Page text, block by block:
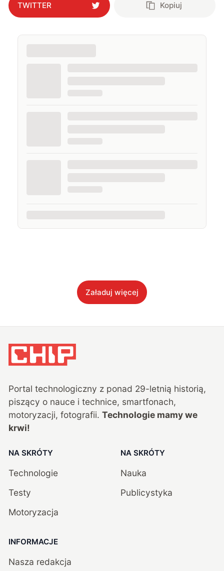
TWITTER Kopiuj
Załaduj więcej
Portal technologiczny z ponad 29-letnią historią,
piszący o nauce i technice, smartfonach,
motoryzacji, fotografii. Technologie mamy we
krwi!
NA SKRÓTY
Technologie
Testy
Motoryzacja
NA SKRÓTY
Nauka
Publicystyka
INFORMACJE
Nasza redakcja